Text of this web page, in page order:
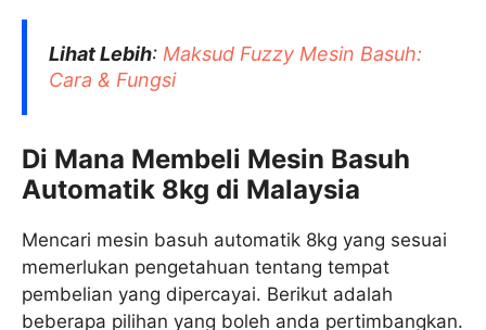
Lihat Lebih: Maksud Fuzzy Mesin Basuh:
Cara & Fungsi
Di Mana Membeli Mesin Basuh
Automatik 8kg di Malaysia
Mencari mesin basuh automatik 8kg yang sesuai
memerlukan pengetahuan tentang tempat
pembelian yang dipercayai. Berikut adalah
beberapa pilihan yang boleh anda pertimbangkan.